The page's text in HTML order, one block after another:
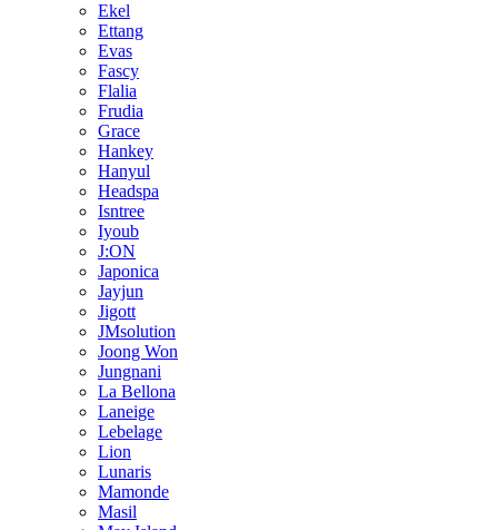
Ekel
Ettang
Evas
Fascy
Flalia
Frudia
Grace
Hankey
Hanyul
Headspa
Isntree
Iyoub
J:ON
Japonica
Jayjun
Jigott
JMsolution
Joong Won
Jungnani
La Bellona
Laneige
Lebelage
Lion
Lunaris
Mamonde
Masil